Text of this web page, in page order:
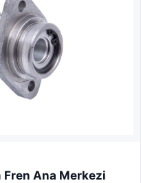
Fren Ana Merkezi